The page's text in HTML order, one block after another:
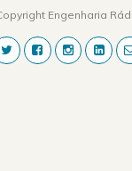
Engenharia